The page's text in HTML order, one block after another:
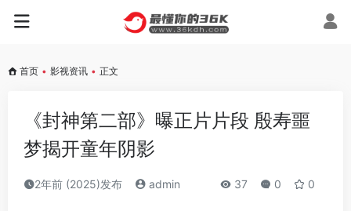
首页 • 影视资讯 • 正文
《封神第二部》曝正片片段 殷寿噩
梦揭开童年阴影
2年前 (2025)发布 admin 37 0 0